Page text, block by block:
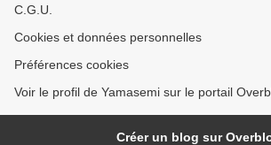
C.G.U.
Cookies et données personnelles
Préférences cookies
Voir le profil de Yamasemi sur le portail
Créer un blog sur